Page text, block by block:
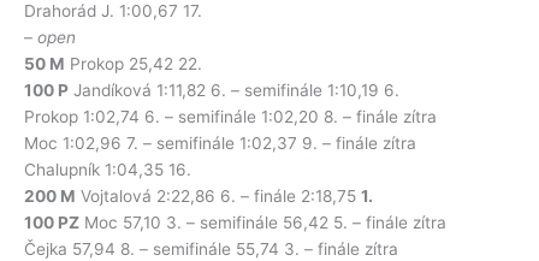
Drahorád J. 1:00,67 17.
– open
50 M Prokop 25,42 22.
100 P Jandíková 1:11,82 6. – semifinále 1:10,19 6.
Prokop 1:02,74 6. – semifinále 1:02,20 8. – finále zítra
Moc 1:02,96 7. – semifinále 1:02,37 9. – finále zítra
Chalupník 1:04,35 16.
200 M Vojtalová 2:22,86 6. – finále 2:18,75 1.
100 PZ Moc 57,10 3. – semifinále 56,42 5. – finále zítra
Čejka 57,94 8. – semifinále 55,74 3. – finále zítra